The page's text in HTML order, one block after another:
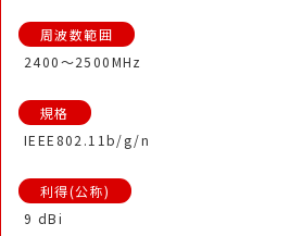
2400～2500MHz
IEEE802.11b/g/n
9 dBi